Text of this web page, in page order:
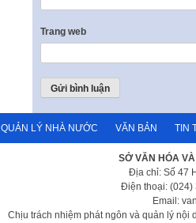
Trang web
QUẢN LÝ NHÀ NƯỚC VĂN BẢN TIN
SỞ VĂN HÓA
Địa chỉ: Số 47
Điện thoại: (024)
Email:
Chịu trách nhiệm phát ngôn và quản lý nội